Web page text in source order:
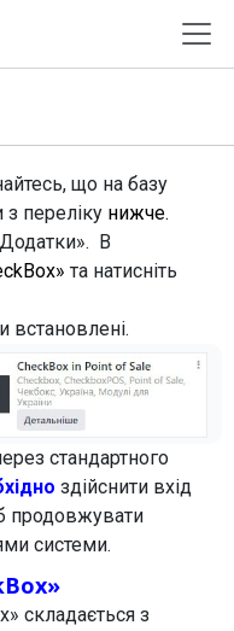
що на базу
з переліку нижче.
В
та натисніть
встановлені.
стандартного
здійснити вхід
продовжувати
системи.
складається з